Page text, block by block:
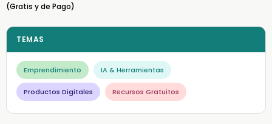
(Gratis y de Pago)
TEMAS
Emprendimiento IA & Herramientas
Productos Digitales Recursos Gratuitos